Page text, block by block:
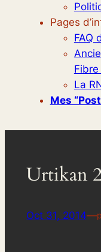
Pages
FAQ
La
Mes
Urtikan
Oct 31, 2014—